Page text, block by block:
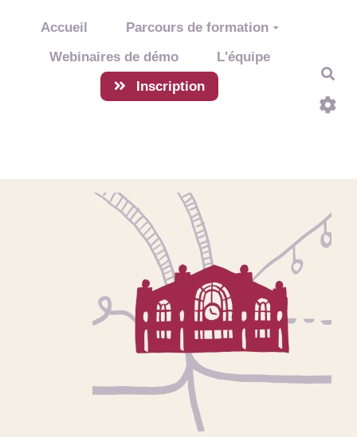
Aller au contenu principal
Accueil
Parcours de formation
Webinaires de démo
L'équipe
Inscription